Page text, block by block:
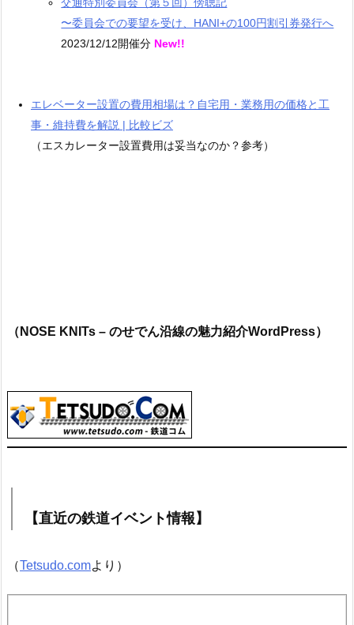
〜委員会での要望を受け、HANI+の100円割引券発行へ
2023/12/12開催分 New!!
エレベーター設置の費用相場は？自宅用・業務用の価格と工
事・維持費を解説 | 比較ビズ
（エスカレーター設置費用は妥当なのか？参考）
（NOSE KNITs – のせでん沿線の魅力紹介WordPress）
【直近の鉄道イベント情報】
（Tetsudo.comより）